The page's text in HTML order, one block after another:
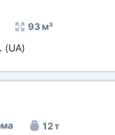
93 м³
(UA)
12 т